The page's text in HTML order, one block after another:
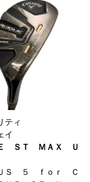
ティ
イ
Ｅ ＳＴ ＭＡＸ Ｕ
ＵＳ ５ ｆｏｒ Ｃ